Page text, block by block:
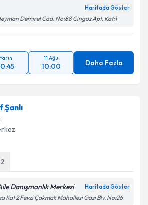
Haritada Göster
Demirel Cad. No:88 Cingöz Apt. Kat:1
Yarın 11 Ağu
10:00 Daha Fazla
Şanlı
2
Danışmanlık Merkezi Haritada Göster
Kat 2 Fevzi Çakmak Mahallesi Gazi Blv. No:26